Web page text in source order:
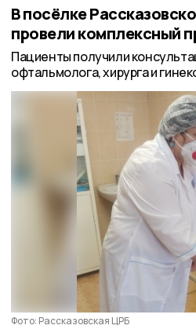
В посёлке
провели комплексный
Пациенты получили
офтальмолога, хирурга и
Фото: Рассказовская ЦРБ